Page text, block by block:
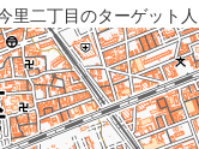
里二丁目のターゲット